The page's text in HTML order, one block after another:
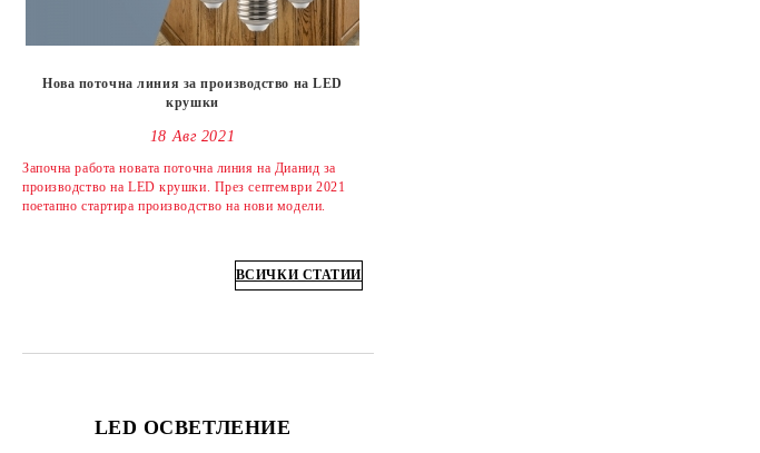
Нова поточна линия за производство на LED
крушки
18 Авг 2021
Започна работа новата поточна линия на Дианид за
производство на LED крушки. През септември 2021
поетапно стартира производство на нови модели.
ВСИЧКИ СТАТИИ
LED ОСВЕТЛЕНИЕ